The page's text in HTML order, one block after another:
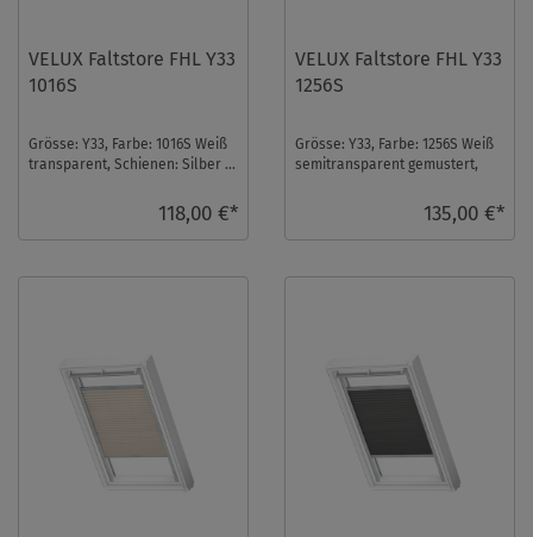
VELUX Faltstore FHL Y33
1016S
Grösse: Y33, Farbe: 1016S Weiß
transparent, Schienen: Silber ...
118,00 €*
VELUX Faltstore FHL Y33
1256S
Grösse: Y33, Farbe: 1256S Weiß
semitransparent gemustert,
135,00 €*